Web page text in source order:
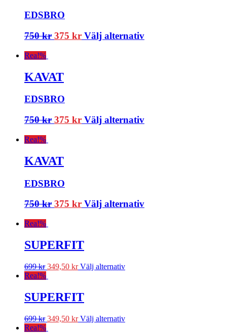
EDSBRO
750kr 375 kr Välj alternativ
Rea!%
KAVAT
EDSBRO
750kr 375 kr Välj alternativ
Rea!%
KAVAT
EDSBRO
750kr 375 kr Välj alternativ
Rea!%
SUPERFIT
699kr 349,50 kr Välj alternativ
Rea!%
SUPERFIT
699kr 349,50 kr Välj alternativ
Rea!%